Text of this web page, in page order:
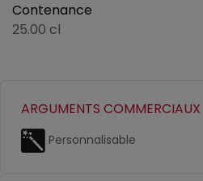
Contenance
25.00 cl
ARGUMENTS COMMERCIAUX
Personnalisable